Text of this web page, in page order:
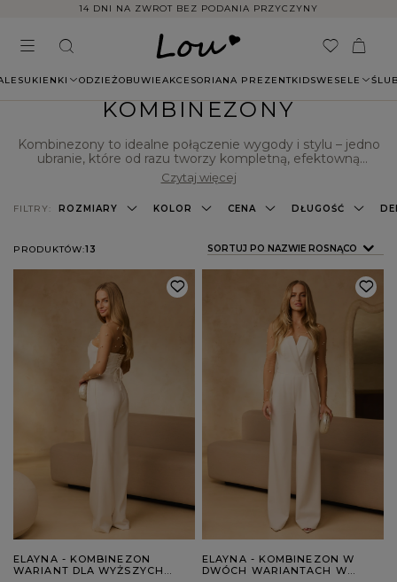
14 DNI NA ZWROT BEZ PODANIA PRZYCZYNY
SUKIENKI ODZIEŻOBUWIEAKCESORIANA PREZENTKIDSWESELE
KOMBINEZONY
Kombinezony to idealne połączenie wygody i stylu – jedno
ubranie, które od razu tworzy kompletną, efektowną
stylizację. W Lou znajdziesz modele, które podążają za
najnowszymi trendami, a jednocześnie pozwalają wyróżnić
się z tłumu. W naszej ofercie pojawiają się zarówno
eleganckie, minimalistyczne modele, jak i te z nutą
Kombinezon może zastąpić sukienkę, podkreślając
kobiecość, a jednocześnie zapewniając komfort ruchu i
pewność siebie. To ubrania dla kobiet, które cenią sobie
modę z charakterem.
Czytaj więcej
PRODUKTÓW:13 ZMIEŃ SORTOWANIE
SORTUJ PO NAZWIE ROSNĄCO
FILTRY: ROZMIARY KOLOR CENA DŁUGOŚĆ
ELAYNA - KOMBINEZON
WARIANT DLA WYŻSZYCH
ELAYNA - KOMBINEZON W
DWÓCH WARIANTACH W